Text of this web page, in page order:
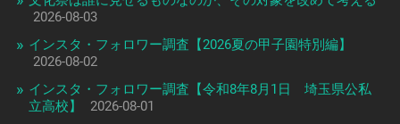
2026-08-03
インスタ・フォロワー調査【2026夏の甲子園特別編】
2026-08-02
インスタ・フォロワー調査【令和8年8月1日 埼玉県公私
立高校】
2026-08-01